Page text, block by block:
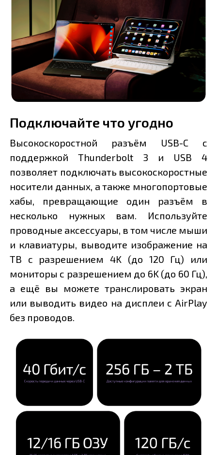
Подключайте что угодно
Высокоскоростной разъём USB-C с
поддержкой Thunderbolt 3 и USB 4
позволяет подключать высокоскоростные
носители данных, а также многопортовые
хабы, превращающие один разъём в
несколько нужных вам. Используйте
проводные аксессуары, в том числе мыши
и клавиатуры, выводите изображение на
ТВ с разрешением 4K (до 120 Гц) или
мониторы с разрешением до 6K (до 60 Гц),
а ещё вы можете транслировать экран
или выводить видео на дисплеи с AirPlay
без проводов.